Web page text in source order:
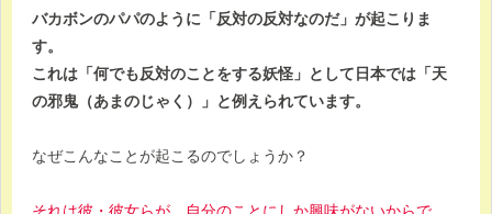
バカボンのパパのように「反対の反対なのだ」が起こりま
す。
これは「何でも反対のことをする妖怪」として日本では「天
の邪鬼（あまのじゃく）」と例えられています。
なぜこんなことが起こるのでしょうか？